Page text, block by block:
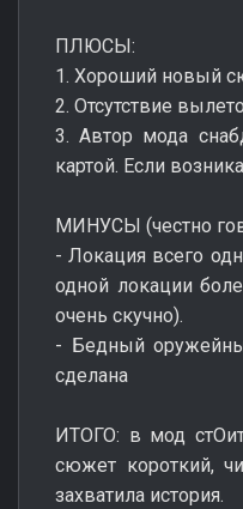
ПЛЮСЫ:
1. Хороший новый
2. Отсутствие
3. Автор мода
картой. Если
МИНУСЫ (честно
- Локация всего
одной локации
очень скучно).
- Бедный
сделана
ИТОГО: в мод
сюжет короткий,
захватила история.